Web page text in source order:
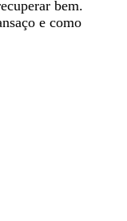
bem.
e como